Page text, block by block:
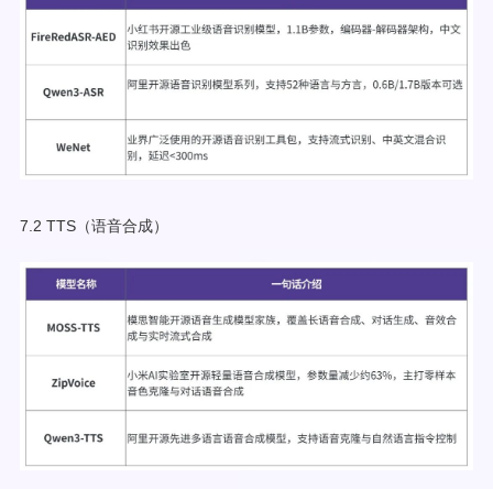
7.2 TTS（语音合成）